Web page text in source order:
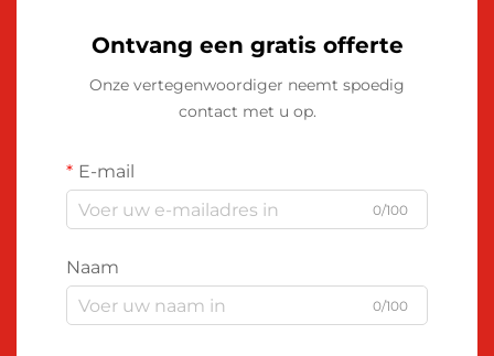
Ontvang een gratis offerte
Onze vertegenwoordiger neemt spoedig
contact met u op.
E-mail
0/100
Naam
0/100